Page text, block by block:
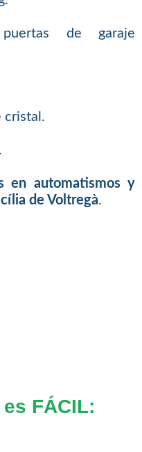
de garaje
cristal.
en automatismos y
de Voltregà.
es FÁCIL: